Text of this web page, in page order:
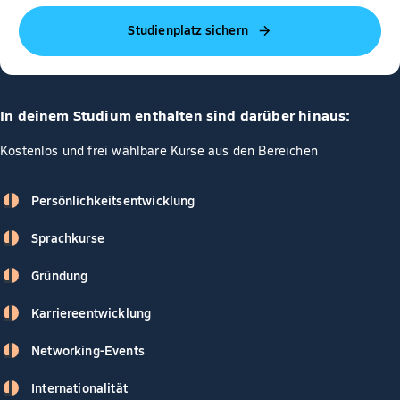
Studienplatz sichern
In deinem Studium enthalten sind darüber hinaus:
Kostenlos und frei wählbare Kurse aus den Bereichen
Persönlichkeitsentwicklung
Sprachkurse
Gründung
Karriereentwicklung
Networking-Events
Internationalität